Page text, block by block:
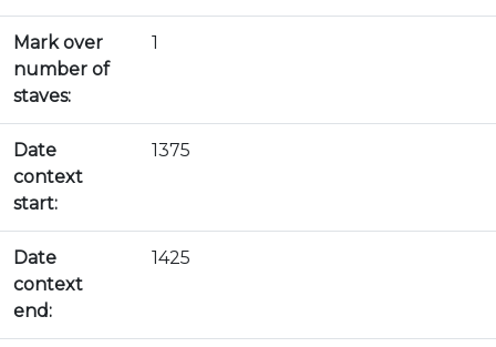
Mark over
number of
staves:
1
Date
context
start:
1375
Date
context
end:
1425